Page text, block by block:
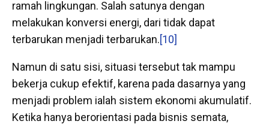
ramah lingkungan. Salah satunya dengan
melakukan konversi energi, dari tidak dapat
terbarukan menjadi terbarukan.[10]
Namun di satu sisi, situasi tersebut tak mampu
bekerja cukup efektif, karena pada dasarnya yang
menjadi problem ialah sistem ekonomi akumulatif.
Ketika hanya berorientasi pada bisnis semata,